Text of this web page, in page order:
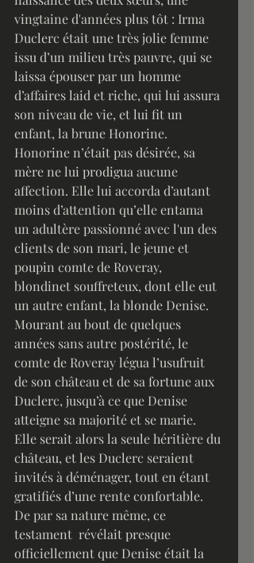
vingtaine d'années plus tôt : Irma
Duclerc était une très jolie femme
issu d’un milieu très pauvre, qui se
laissa épouser par un homme
d’affaires laid et riche, qui lui assura
son niveau de vie, et lui fit un
enfant, la brune Honorine.
Honorine n’était pas désirée, sa
mère ne lui prodigua aucune
affection. Elle lui accorda d’autant
moins d’attention qu’elle entama
un adultère passionné avec l'un des
clients de son mari, le jeune et
poupin comte de Roveray,
blondinet souffreteux, dont elle eut
un autre enfant, la blonde Denise.
Mourant au bout de quelques
années sans autre postérité, le
comte de Roveray légua l’usufruit
de son château et de sa fortune aux
Duclerc, jusqu’à ce que Denise
atteigne sa majorité et se marie.
Elle serait alors la seule héritière du
château, et les Duclerc seraient
invités à déménager, tout en étant
gratifiés d’une rente confortable.
De par sa nature même, ce
testament  révélait presque
officiellement que Denise était la